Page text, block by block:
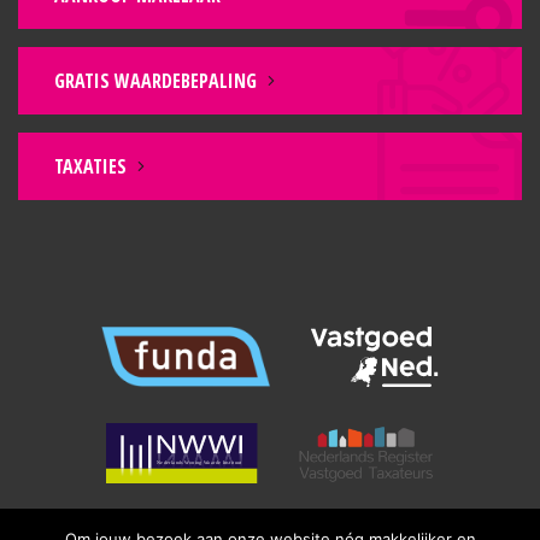
GRATIS WAARDEBEPALING
TAXATIES